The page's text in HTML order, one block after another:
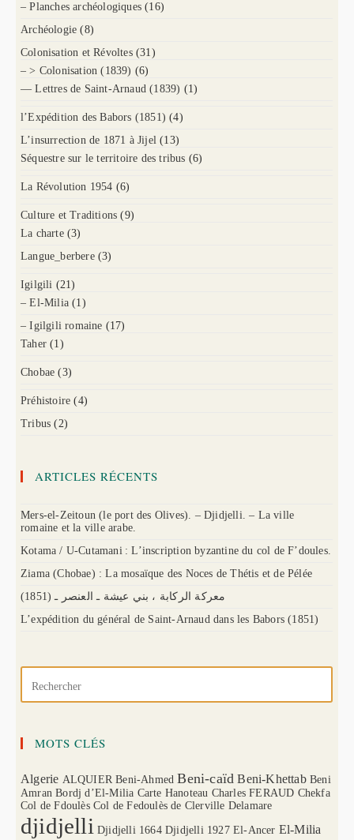
– Planches archéologiques (16)
Archéologie (8)
Colonisation et Révoltes (31)
– > Colonisation (1839) (6)
— Lettres de Saint-Arnaud (1839) (1)
l’Expédition des Babors (1851) (4)
L’insurrection de 1871 à Jijel (13)
Séquestre sur le territoire des tribus (6)
La Révolution 1954 (6)
Culture et Traditions (9)
La charte (3)
Langue_berbere (3)
Igilgili (21)
– El-Milia (1)
– Igilgili romaine (17)
Taher (1)
Chobae (3)
Préhistoire (4)
Tribus (2)
ARTICLES RÉCENTS
Mers-el-Zeitoun (le port des Olives). – Djidjelli. – La ville
romaine et la ville arabe.
Kotama / U-Cutamani : L’inscription byzantine du col de F’doules.
Ziama (Chobae) : La mosaïque des Noces de Thétis et de Pélée
(1851) معركة الركابة ، بني عيشة ـ العنصر ـ
L’expédition du général de Saint-Arnaud dans les Babors (1851)
MOTS CLÉS
Algerie ALQUIER Beni-Ahmed Beni-caïd Beni-Khettab Beni
Amran Bordj d’El-Milia Carte Hanoteau Charles FERAUD Chekfa
Col de Fdoulès Col de Fedoulès de Clerville Delamare
djidjelli Djidjelli 1664 Djidjelli 1927 El-Ancer El-Milia